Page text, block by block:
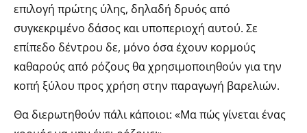
επιλογή πρώτης ύλης, δηλαδή δρυός από
συγκεκριμένο δάσος και υποπεριοχή αυτού. Σε
επίπεδο δέντρου δε, μόνο όσα έχουν κορμούς
καθαρούς από ρόζους θα χρησιμοποιηθούν για την
κοπή ξύλου προς χρήση στην παραγωγή βαρελιών.
Θα διερωτηθούν πάλι κάποιοι: «Μα πώς γίνεται ένας